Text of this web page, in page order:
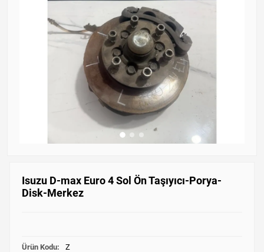
Isuzu D-max Euro 4 Sol Ön Taşıyıcı-Porya-
Disk-Merkez
Ürün Kodu: Z